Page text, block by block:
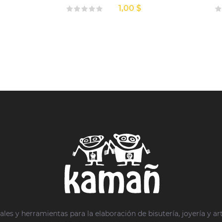
1,00 $
y herramientas para la elaboración de bisutería, joyería y